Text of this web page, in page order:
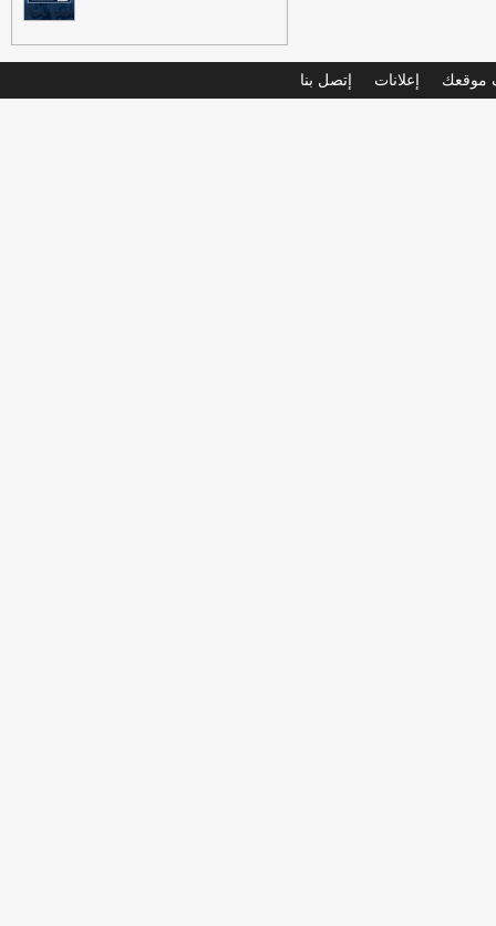
موقعك إعلانات إتصل بنا